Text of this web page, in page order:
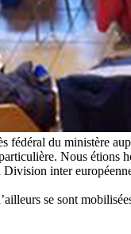
du ministère
Nous étions
inter
se sont